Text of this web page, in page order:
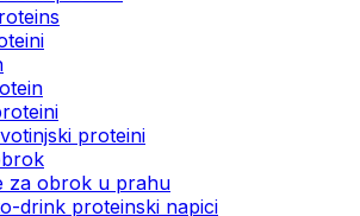
proteini
za obrok u prahu
drink proteinski napici